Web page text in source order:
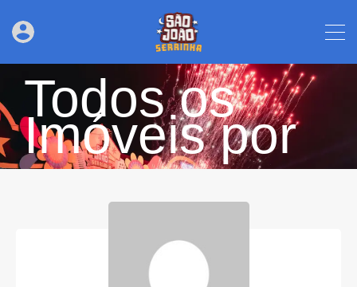
Todos os
Imóveis por